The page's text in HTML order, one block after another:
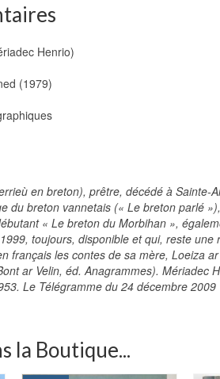
Henrio)
(1979)
en breton), prêtre, décédé à Sainte-
du breton vannetais (« Le breton parlé
« Le breton du Morbihan »,
toujours, disponible et qui, reste
français les contes de sa mère, Loeiza
ar Velin, éd. Anagrammes). Mériadec
Le Télégramme du 24 décembre 2009
la Boutique...